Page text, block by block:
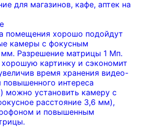
помещения хорошо подойдут
камеры с фокусным
Разрешение матрицы 1 Мп.
картинку и сэкономит
время хранения видео-
интереса
можно установить камеру с
расстояние 3,6 мм),
и повышенным